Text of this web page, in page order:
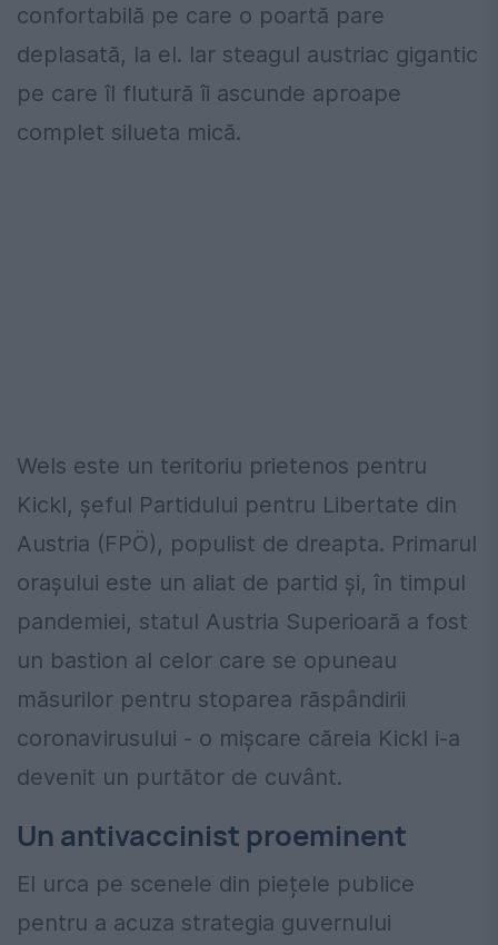
confortabilă pe care o poartă pare
deplasată, la el. Iar steagul austriac gigantic
pe care îl flutură îi ascunde aproape
complet silueta mică.
Wels este un teritoriu prietenos pentru
Kickl, șeful Partidului pentru Libertate din
Austria (FPÖ), populist de dreapta. Primarul
orașului este un aliat de partid și, în timpul
pandemiei, statul Austria Superioară a fost
un bastion al celor care se opuneau
măsurilor pentru stoparea răspândirii
coronavirusului - o mișcare căreia Kickl i-a
devenit un purtător de cuvânt.
Un antivaccinist proeminent
El urca pe scenele din piețele publice
pentru a acuza strategia guvernului